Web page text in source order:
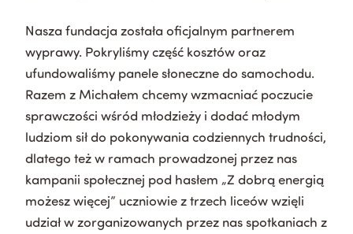
Nasza fundacja została oficjalnym partnerem
wyprawy. Pokryliśmy część kosztów oraz
ufundowaliśmy panele słoneczne do samochodu.
Razem z Michałem chcemy wzmacniać poczucie
sprawczości wśród młodzieży i dodać młodym
ludziom sił do pokonywania codziennych trudności,
dlatego też w ramach prowadzonej przez nas
kampanii społecznej pod hasłem „Z dobrą energią
możesz więcej” uczniowie z trzech liceów wzięli
udział w zorganizowanych przez nas spotkaniach z